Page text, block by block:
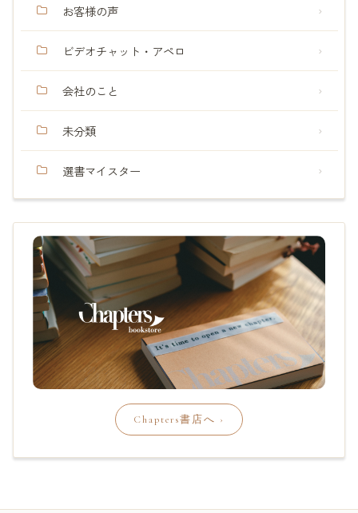
お客様の声
ビデオチャット・アペロ
会社のこと
未分類
選書マイスター